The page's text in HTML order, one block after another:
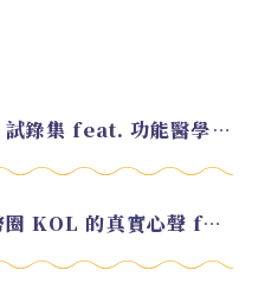
EP.220 好久不見！2026 試錄集 feat. 功能醫學營養師 美寶
EP.219 從銀行高管轉職幣圈 KOL 的真實心聲 feat.龜大